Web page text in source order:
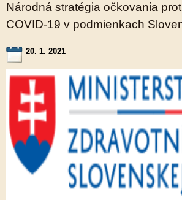
Národná stratégia očkovania
COVID-19 v podmienkach
20. 1. 2021